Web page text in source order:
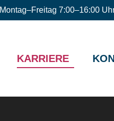
Montag–Freitag 7:00–16:00
KARRIERE